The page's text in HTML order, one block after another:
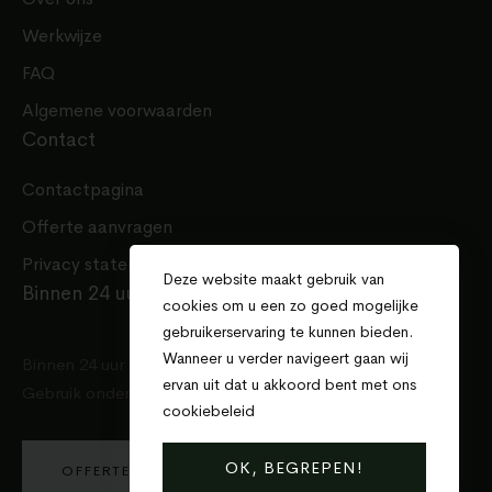
Werkwijze
FAQ
Algemene voorwaarden
Contact
Contactpagina
Offerte aanvragen
Privacy statement
Binnen 24 uur een offerte
Binnen 24 uur een offerte voor uw project.
Gebruik onderstaande knop en doe de aanvraag!
OFFERTE AANVRAGEN
Deze website maakt gebruik van
cookies om u een zo goed mogelijke
gebruikerservaring te kunnen bieden.
Wanneer u verder navigeert gaan wij
ervan uit dat u akkoord bent met ons
cookiebeleid
OK, BEGREPEN!